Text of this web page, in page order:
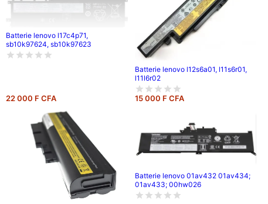
Batterie lenovo l17c4p71,
sb10k97624, sb10k97623
22 000 F CFA
Batterie lenovo l12s6a01, l11s6r01,
l11l6r02
15 000 F CFA
Batterie lenovo 01av432 01av434;
01av433; 00hw026